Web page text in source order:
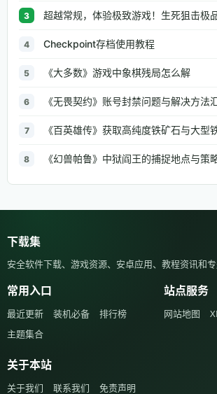
3
4 Checkpoint存档使用教程
5 《大多数》游戏中象棋残局怎么解
6 《无畏契约》账号封禁问题与解决方法
7 《百英雄传》获取高纯度铁矿石与大型
8 《幻兽帕鲁》中狱阎王的捕捉地点与策
下载集
安全软件下载、游戏资源、安卓应用、教程资讯和专
常用入口
最近更新 装机必备
排行榜
主题集合
站点服务
网站地图
关于本站
关于我们 联系我们 免责声明